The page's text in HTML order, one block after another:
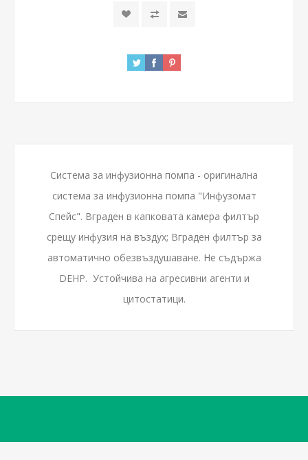
Система за инфузионна помпа - оригинална
система за инфузионна помпа "Инфузомат
Спейс". Вграден в капковата камера филтър
срещу инфузия на въздух; Вграден филтър за
автоматично обезвъздушаване. Не съдържа
DEHP. Устойчива на агресивни агенти и
цитостатици.